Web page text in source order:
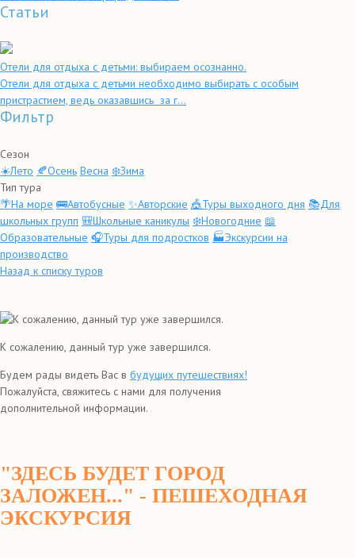
Статьи
Отели для отдыха с детьми: выбираем осознанно.
Отели для отдыха с детьми необходимо выбирать с особым
пристрастием, ведь оказавшись за г...
Фильтр
Сезон
☀️Лето 🍂Осень Весна ❄️Зима
Тип тура
🌴На море 🚌Автобусные ✨Авторские 🎪Туры выходного дня 📚Для
школьных групп 🎒Школьные каникулы ❄️Новогодние 📖
Образовательные 🎧Туры для подростков 🏭Экскурсии на
производство
Назад к списку туров
К сожалению, данный тур уже завершился.
Будем рады видеть Вас в будущих путешествиях!
Пожалуйста, свяжитесь с нами для получения
дополнительной информации.
"ЗДЕСЬ БУДЕТ ГОРОД
ЗАЛОЖЕН..." - ПЕШЕХОДНАЯ
ЭКСКУРСИЯ